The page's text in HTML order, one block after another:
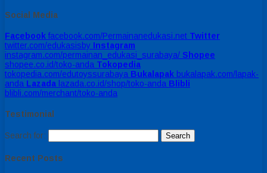
Social Media
Facebook facebook.com/Permainanedukasi.net Twitter
twitter.com/edukasisby Instagram
instagram.com/permainan_edukasi_surabaya/ Shopee
shopee.co.id/toko-anda Tokopedia
tokopedia.com/edutoyssurabaya Bukalapak bukalapak.com/lapak-
anda Lazada lazada.co.id/shop/toko-anda Blibli
blibli.com/merchant/toko-anda
Testimonial
Search for:
Recent Posts